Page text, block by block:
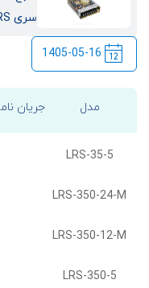
سری LRS
1405-05-16
مدل جریان
LRS-35-5
LRS-350-24-M
LRS-350-12-M
LRS-350-5